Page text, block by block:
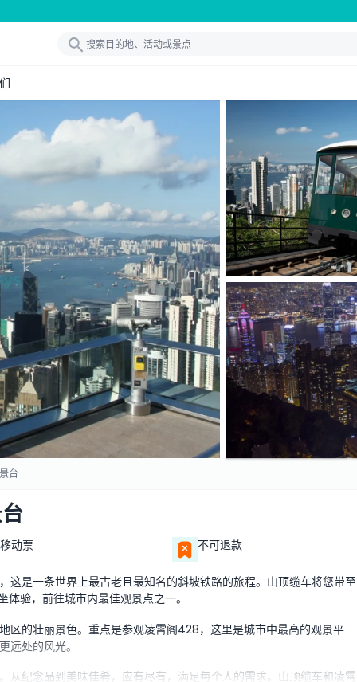
台
移动票 不可退款
这是一条世界上最古老且最知名的斜坡铁路的旅程。山顶缆车将您带至
验，前往城市内最佳观景点之一。
区的壮丽景色。重点是参观凌霄阁428，这里是城市中最高的观景平
远处的风光。
从纪念品到美味佳肴，应有尽有，满足每个人的需求。山顶缆车和凌霄